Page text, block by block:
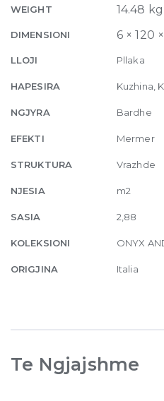
Porphyry
hammered
6mm
x
240
WEIGHT 14.48 kg
DIMENSIONI 6 × 120
LLOJI Pllaka
HAPESIRA Kuzhina,
NGJYRA Bardhe
EFEKTI Mermer
STRUKTURA Vrazhde
NJESIA m2
SASIA 2,88
KOLEKSIONI ONYX
ORIGJINA Italia
Te Ngjajshme